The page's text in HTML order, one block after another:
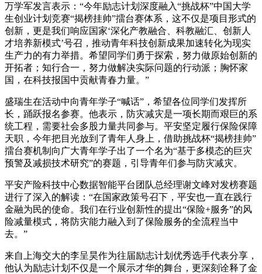
万学军发言表示：“今年励志计划深度融入“挑战杯”中国大学
生创业计划竞赛“揭榜挂帅”擂台赛体系，这不仅是项目形式的
创新，更是我们响应国家‘深化产教融合、科教融汇、创新人
才培养新模式’号召，推动青年科技创新成果加速转化为现实
生产力的有力举措。希望同学们勇于探索，努力做原始创新的
开拓者；知行合一，努力做解决实际问题的行动派；胸怀家
国，在科技报国中贡献青春力量。”
盛瑞生在活动中向青年学子“喊话”，希望各位同学们发挥所
长，踊跃报名参赛。他表示，防灾减灾是一项长期而艰巨的系
统工程，需要社会多股力量共同参与。平安坚定履行保险保障
天职，今年把目光放到了青年人身上，借助挑战杯“揭榜挂帅”
擂台赛机制向广大青年学子出了一个名为“基于多模态的巨灾
预警及减损技术研究”的赛题，引导青年们参与防灾减灾。
平安产险科技中心数据智能平台团队总经理谢文峰对发榜赛题
进行了深入的解读：“在国家政策号召下，平安也一直在践行
金融为民的使命。我们在行业创新性的提出“保险+服务”的风
险减量模式，将防灾能力融入到了保险服务的全流程当中
去。”
来自上海交大的李呈昊作为往届励志计划优秀选手代表分享，
他认为励志计划不仅是一个展示才华的舞台，更深刻诠释了金